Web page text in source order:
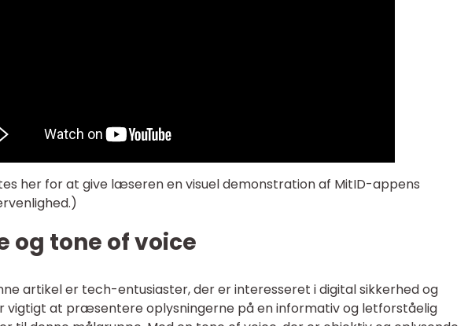
her for at give læseren en visuel demonstration af MitID-appens
og tone of voice
artikel er tech-entusiaster, der er interesseret i digital sikkerhed og
vigtigt at præsentere oplysningerne på en informativ og letforståelig